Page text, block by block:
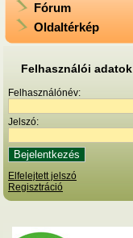
Fórum
Oldaltérkép
Felhasználói adatok
Felhasználónév:
Jelszó:
Elfelejtett jelszó
Regisztráció